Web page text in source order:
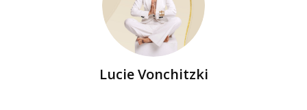
Lucie Vonchitzki